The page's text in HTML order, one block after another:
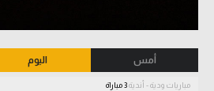
أمس اليوم
مباريات ودية - أندية